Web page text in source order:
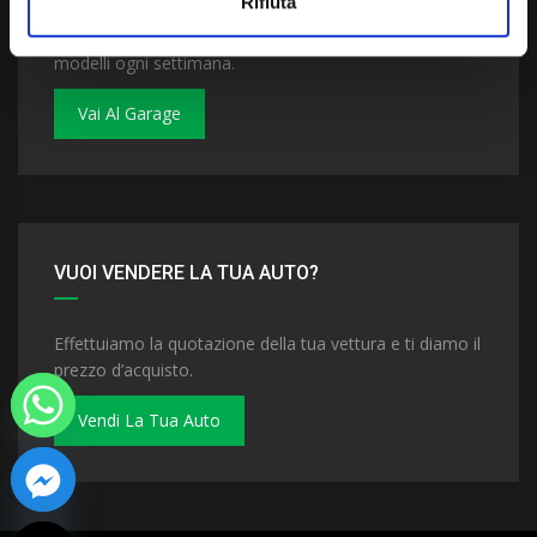
Dai un'occhiata al nostro garage. Troverai nuovi
modelli ogni settimana.
Vai Al Garage
VUOI VENDERE LA TUA AUTO?
Effettuiamo la quotazione della tua vettura e ti diamo il
prezzo d’acquisto.
Vendi La Tua Auto